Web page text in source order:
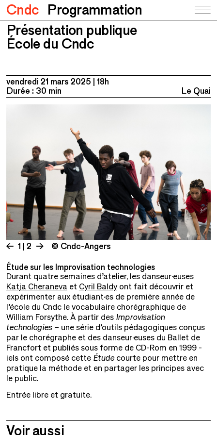
Cndc Programmation
Présentation publique
École du Cndc
Présentation publique
École du Cndc
vendredi 21 mars 2025
18h
Durée : 30 min
Le Quai
1 | 2 © Cndc-Angers
Étude sur les Improvisation technologies
Durant quatre semaines d’atelier, les danseur·euses
Katja Cheraneva et Cyril Baldyont fait découvrir et
expérimenter aux étudiant·es de première année de
l’école du Cndc le vocabulaire chorégraphique de
William Forsythe. À partir des Improvisation
technologies– une série d’outils pédagogiques conçus
par le chorégraphe et des danseur·euses du Ballet de
Francfort et publiés sous forme de CD-Rom en 1999 -
iels ont composé cette Étudecourte pour mettre en
pratique la méthode et en partager les principes avec
le public.
Entrée libre et gratuite.
Voir aussi